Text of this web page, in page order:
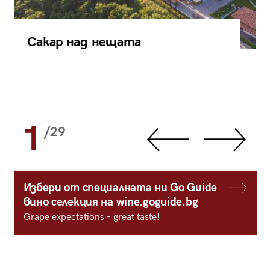
Сакар над нещата
1 /29
Избери от специалната ни Go Guide
вино селекция на wine.goguide.bg
Grape expectations - great taste!